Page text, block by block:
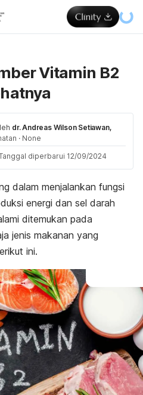
Vitamin B2
dr. Andreas Wilson Setiawan,
· None
diperbarui 12/09/2024
dalam menjalankan fungsi
energi dan sel darah
ditemukan pada
jenis makanan yang
ini.